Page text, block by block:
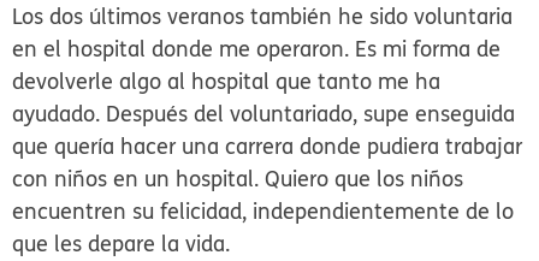
Los dos últimos veranos también he sido voluntaria
en el hospital donde me operaron. Es mi forma de
devolverle algo al hospital que tanto me ha
ayudado. Después del voluntariado, supe enseguida
que quería hacer una carrera donde pudiera trabajar
con niños en un hospital. Quiero que los niños
encuentren su felicidad, independientemente de lo
que les depare la vida.